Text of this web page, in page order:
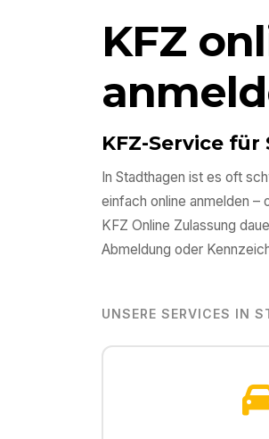
KFZ
KFZ-Service für
In Stadthagen ist es oft
einfach online anmelden
KFZ Online Zulassung
Abmeldung oder
UNSERE SERVICES IN